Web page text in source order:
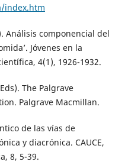
index.htm
Análisis componencial del
Jóvenes en la
4(1), 1926-1932.
The Palgrave
Palgrave Macmillan.
de las vías de
y diacrónica. CAUCE,
8, 5-39.